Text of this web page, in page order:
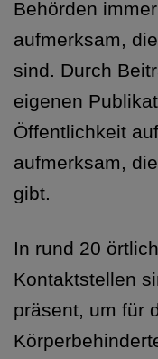
Behörden
aufmerksam,
sind. Durch
eigenen
Öffentlichkeit
aufmerksam,
gibt.
In rund 20
Kontaktstellen
präsent, um für